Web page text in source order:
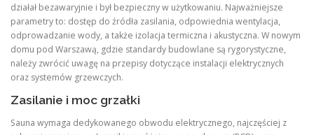
działał bezawaryjnie i był bezpieczny w użytkowaniu. Najważniejsze
parametry to: dostęp do źródła zasilania, odpowiednia wentylacja,
odprowadzanie wody, a także izolacja termiczna i akustyczna. W nowym
domu pod Warszawą, gdzie standardy budowlane są rygorystyczne,
należy zwrócić uwagę na przepisy dotyczące instalacji elektrycznych
oraz systemów grzewczych.
Zasilanie i moc grzałki
Sauna wymaga dedykowanego obwodu elektrycznego, najczęściej z